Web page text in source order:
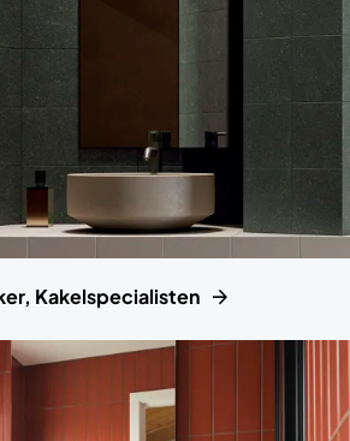
Kakelspecialisten